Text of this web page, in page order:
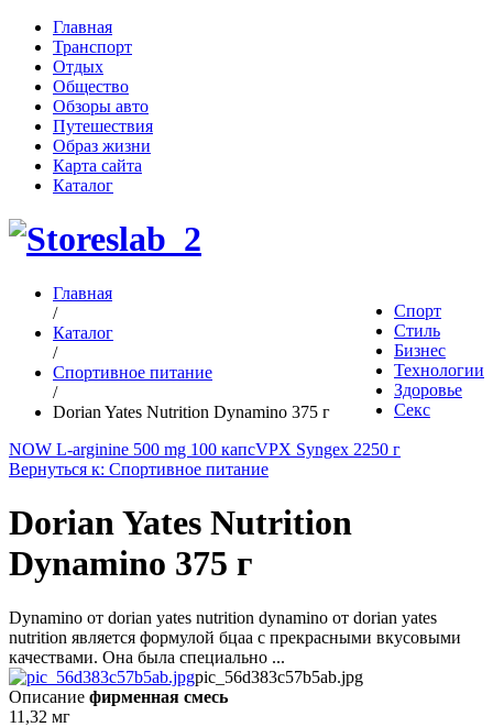
Главная
Транспорт
Отдых
Общество
Обзоры авто
Путешествия
Образ жизни
Карта сайта
Каталог
Спорт
Стиль
Бизнес
Технологии
Здоровье
Секс
Главная
/
Каталог
/
Спортивное питание
/
Dorian Yates Nutrition Dynamino 375 г
NOW L-arginine 500 mg 100 капсVPX Syngex 2250 г
Вернуться к: Спортивное питание
Dorian Yates Nutrition
Dynamino 375 г
Dynamino от dorian yates nutrition dynamino от dorian yates
nutrition является формулой бцаа с прекрасными вкусовыми
качествами. Она была специально ...
pic_56d383c57b5ab.jpg
Описание фирменная смесь
11,32 мг